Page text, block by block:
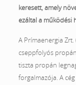
keresett, amely
ezáltal a működési
A Prímaenergia
cseppfolyós
tiszta propán
forgalmazója. A